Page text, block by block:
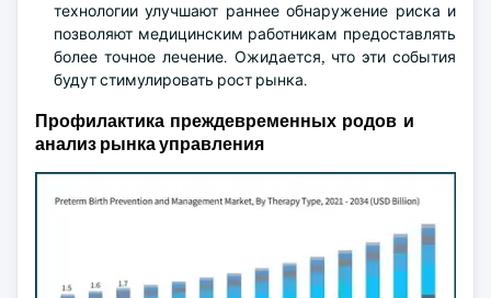
технологии улучшают раннее обнаружение риска и
позволяют медицинским работникам предоставлять
более точное лечение. Ожидается, что эти события
будут стимулировать рост рынка.
Профилактика преждевременных родов и
анализ рынка управления